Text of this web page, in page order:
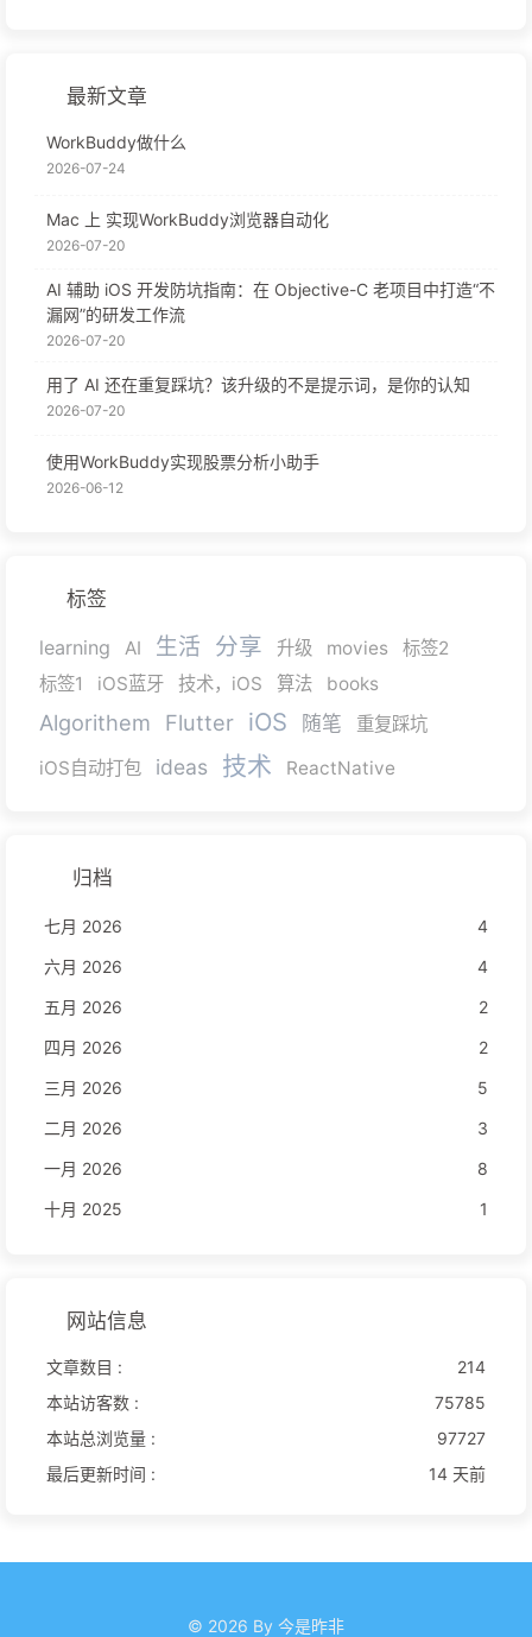
最新文章
WorkBuddy做什么
2026-07-24
Mac 上 实现WorkBuddy浏览器自动化
2026-07-20
AI 辅助 iOS 开发防坑指南：在 Objective-C 老项目中打造“不
漏网”的研发工作流
2026-07-20
用了 AI 还在重复踩坑？该升级的不是提示词，是你的认知
2026-07-20
使用WorkBuddy实现股票分析小助手
2026-06-12
标签
learning AI 生活 分享 升级 movies
标签2
标签1
iOS蓝牙 技术，iOS 算法 books
Algorithem Flutter iOS 随笔
重复踩坑
iOS自动打包
ideas 技术 ReactNative
归档
七月 2026
4
六月 2026
4
五月 2026
2
四月 2026
2
三月 2026
5
二月 2026
3
一月 2026
8
十月 2025
1
网站信息
文章数目 :
214
本站访客数 :
75785
本站总浏览量 :
97727
最后更新时间 :
14 天前
© 2026 By 今是昨非